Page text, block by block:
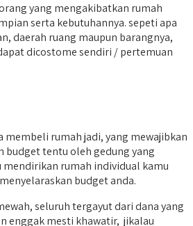
yang mengakibatkan rumah
serta kebutuhannya. sepeti apa
daerah ruang maupun barangnya,
dicostome sendiri / pertemuan
membeli rumah jadi, yang mewajibkan
budget tentu oleh gedung yang
rumah individual kamu
budget anda.
seluruh tergayut dari dana yang
enggak mesti khawatir, jikalau